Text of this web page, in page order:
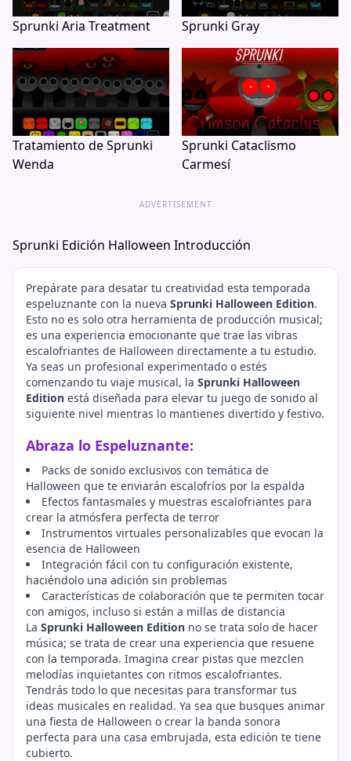
Sprunki Aria Treatment Sprunki Gray
Tratamiento de Sprunki
Wenda
Sprunki Cataclismo
Carmesí
ADVERTISEMENT
Sprunki Edición Halloween Introducción
Prepárate para desatar tu creatividad esta temporada
espeluznante con la nueva Sprunki Halloween Edition.
Esto no es solo otra herramienta de producción musical;
es una experiencia emocionante que trae las vibras
escalofriantes de Halloween directamente a tu estudio.
Ya seas un profesional experimentado o estés
comenzando tu viaje musical, la Sprunki Halloween
Edition está diseñada para elevar tu juego de sonido al
siguiente nivel mientras lo mantienes divertido y festivo.
Abraza lo Espeluznante:
Packs de sonido exclusivos con temática de
Halloween que te enviarán escalofríos por la espalda
Efectos fantasmales y muestras escalofriantes para
crear la atmósfera perfecta de terror
Instrumentos virtuales personalizables que evocan la
esencia de Halloween
Integración fácil con tu configuración existente,
haciéndolo una adición sin problemas
Características de colaboración que te permiten tocar
con amigos, incluso si están a millas de distancia
La Sprunki Halloween Edition no se trata solo de hacer
música; se trata de crear una experiencia que resuene
con la temporada. Imagina crear pistas que mezclen
melodías inquietantes con ritmos escalofriantes.
Tendrás todo lo que necesitas para transformar tus
ideas musicales en realidad. Ya sea que busques animar
una fiesta de Halloween o crear la banda sonora
perfecta para una casa embrujada, esta edición te tiene
cubierto.